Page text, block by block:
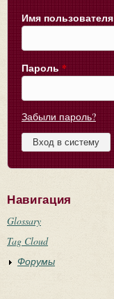
Имя пользователя
Пароль *
Забыли пароль?
Навигация
Glossary
Tag Cloud
Форумы